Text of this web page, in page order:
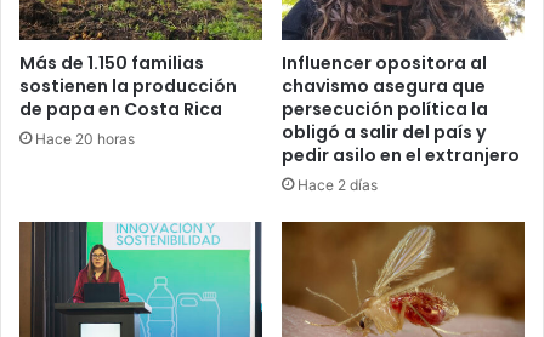
Más de 1.150 familias
sostienen la producción
de papa en Costa Rica
Hace 20 horas
Influencer opositora al
chavismo asegura que
persecución política la
obligó a salir del país y
pedir asilo en el extranjero
Hace 2 días